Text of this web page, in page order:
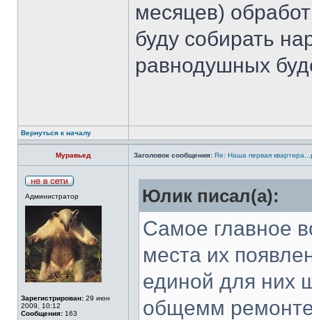
месяцев)
буду собирать
равнодушных
Вернуться к началу
Муравьед Заголовок сообщения: Re: Наша первая
Администратор
Зарегистрирован: 29 июн
2009, 10:12
Сообщения: 163
Юлик писал(а):
Самое главное
места их
единой для них
общемм ремонте